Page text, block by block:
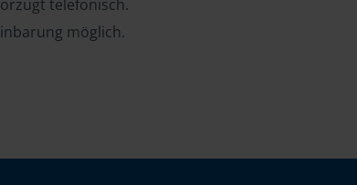
telefonisch.
möglich.